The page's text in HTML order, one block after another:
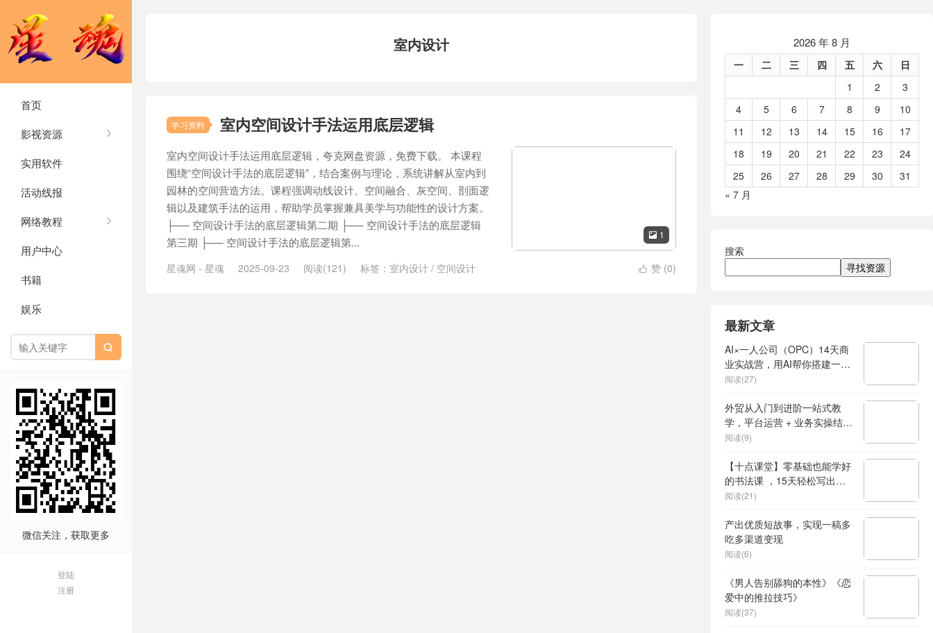
首页
影视资源
实用软件
活动线报
网络教程
用户中心
书籍
娱乐

微信关注，获取更多
登陆
注册
室内设计
学习资料 室内空间设计手法运用底层逻辑
 1
室内空间设计手法运用底层逻辑，夸克网盘资源，免费下载。 本课程
围绕“空间设计手法的底层逻辑”，结合案例与理论，系统讲解从室内到
园林的空间营造方法。课程强调动线设计、空间融合、灰空间、剖面逻
辑以及建筑手法的运用，帮助学员掌握兼具美学与功能性的设计方案。
├── 空间设计手法的底层逻辑第二期 ├── 空间设计手法的底层逻辑
第三期 ├── 空间设计手法的底层逻辑第...
 赞 (0)
星魂网 - 星魂 2025-09-23 阅读(121) 标签： 室内设计 / 空间设计
2026 年 8 月
一 二 三 四 五 六
日
1
2
3
4
5 6 7 8 9
10
11
12 13 14 15 16
17
18
19 20 21 22 23
24
25
26 27 28 29 30
31
« 7 月
搜索
寻找资源
最新文章
AI×一人公司（OPC）14天商
业实战营，用AI帮你搭建一个
属于你自己的、能独立賺钱的
阅读(27)
外贸从入门到进阶一站式教
学，平台运营 + 业务实操结
合，实现业绩稳步增长
阅读(9)
【十点课堂】零基础也能学好
的书法课 ，15天轻松写出漂
亮人生
阅读(21)
产出优质短故事，实现一稿多
吃多渠道变现
阅读(6)
《男人告别舔狗的本性》《恋
爱中的推拉技巧》
阅读(37)